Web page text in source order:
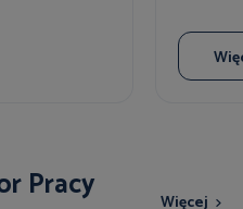
Pracy Więcej